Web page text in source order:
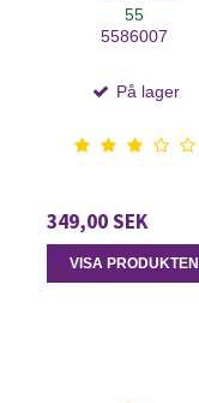
55
5586007
På lager
349,00 SEK
VISA PRODUKTEN